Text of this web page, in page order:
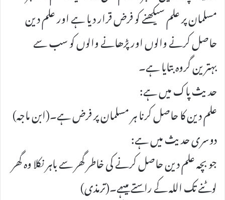
مسلمان پر علم سیکھنے کو فرض قرار دیا ہے اور علم دین
حاصل کرنے والوں اور پڑھانے والوں کو سب سے
بہترین گروہ بتایا ہے۔
حدیث پاک میں ہے:
علم دین کا حاصل کرنا ہر مسلمان پر فرض ہے۔(ابن ماجہ)
دوسری حدیث میں ہے:
جو بچہ علم دین حاصل کرنے کی خاطر گھر سے باہر نکلا وہ گھر
لوٹنے تک اللہ کے راستے میںہے۔(ترمذی)